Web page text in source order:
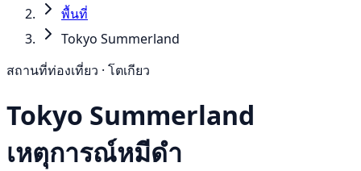
พื้นที่
Tokyo Summerland
สถานที่ท่องเที่ยว · โตเกียว
Tokyo Summerland
เหตุการณ์หมีดำ